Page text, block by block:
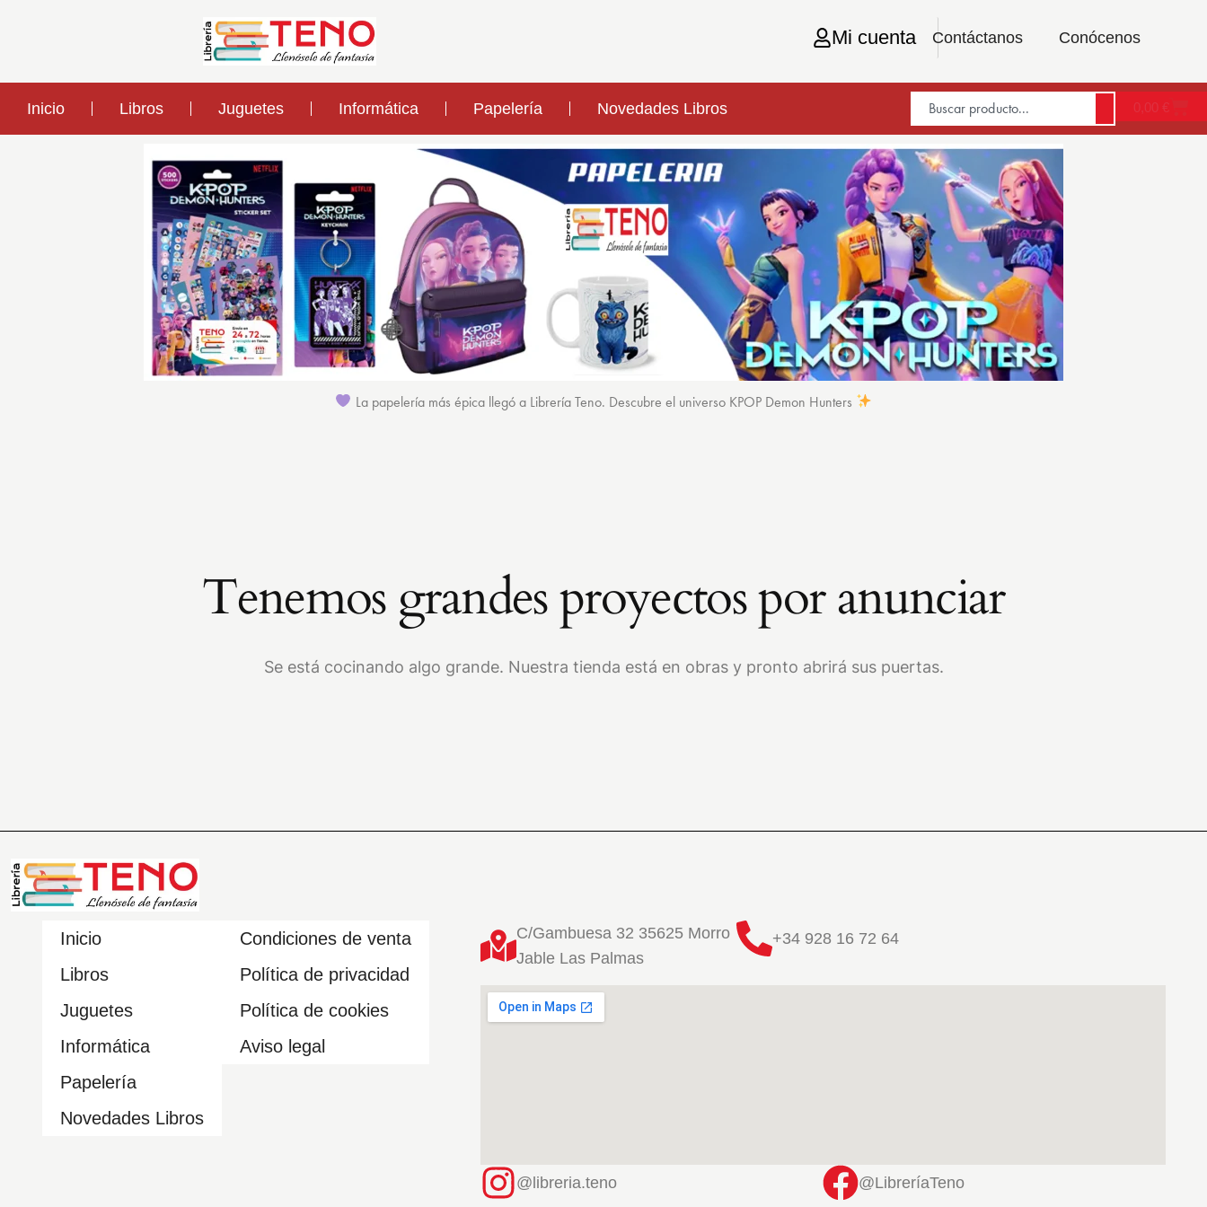
Contáctanos Conócenos
Mi cuenta
Inicio Libros Juguetes Informática Papelería Novedades Libros 0,00 €
La papelería más épica llegó a Librería Teno. Descubre el universo KPOP Demon Hunters
Tenemos grandes proyectos por anunciar
Se está cocinando algo grande. Nuestra tienda está en obras y pronto abrirá sus puertas.
Inicio
Libros
Juguetes
Informática
Papelería
Novedades Libros
Condiciones de venta
Política de privacidad
Política de cookies
Aviso legal
C/Gambuesa 32 35625 Morro
Jable Las Palmas
+34 928 16 72 64
@libreria.teno @LibreríaTeno